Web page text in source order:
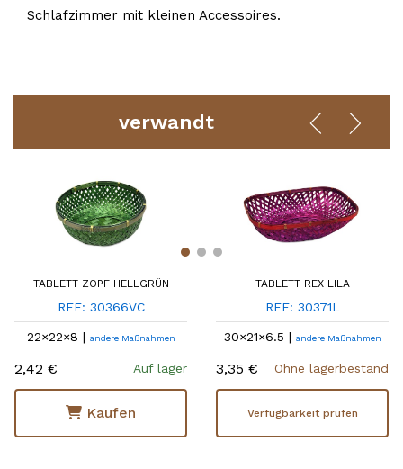
Schlafzimmer mit kleinen Accessoires.
verwandt
TABLETT ZOPF HELLGRÜN
REF: 30366VC
22×22×8 | andere Maßnahmen
2,42 € Auf lager
Kaufen
TABLETT REX LILA
REF: 30371L
30×21×6.5 | andere Maßnahmen
3,35 € Ohne lagerbestand
Verfügbarkeit prüfen